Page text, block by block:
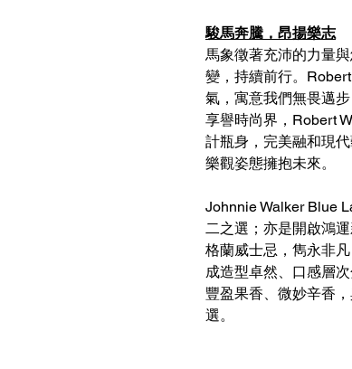
駿馬奔騰，昂揚樂志
馬象徵著充沛的力量
變，持續前行。
氣，寓意我們無畏邁
享譽時尚界，Robert
計瓶身，完美融和現
樂觀姿態擁抱未來。
Johnnie Walker Blue
二之選；亦是開啟鴻
格蘭威士忌，雋永非
成造型卓然、口感層
豐盈果香、微妙辛香
選。